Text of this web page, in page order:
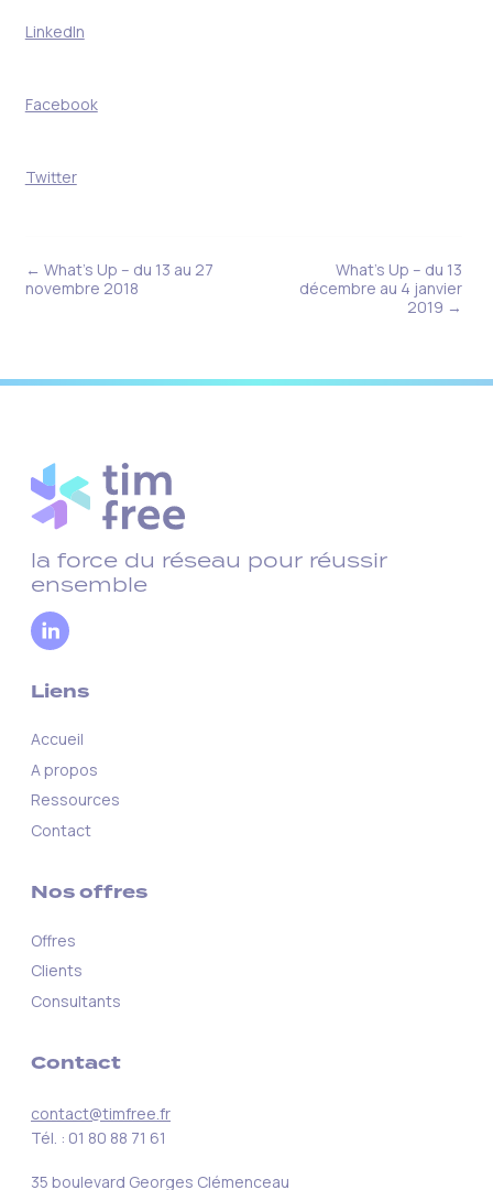
LinkedIn
Facebook
Twitter
← What’s Up – du 13 au 27
novembre 2018
What’s Up – du 13
décembre au 4 janvier
2019 →
la force du réseau pour réussir
ensemble
Liens
Accueil
A propos
Ressources
Contact
Nos offres
Offres
Clients
Consultants
Contact
contact@timfree.fr
Tél. : 01 80 88 71 61
35 boulevard Georges Clémenceau